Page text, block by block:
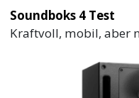
Soundboks 4 Test
Kraftvoll, mobil, aber